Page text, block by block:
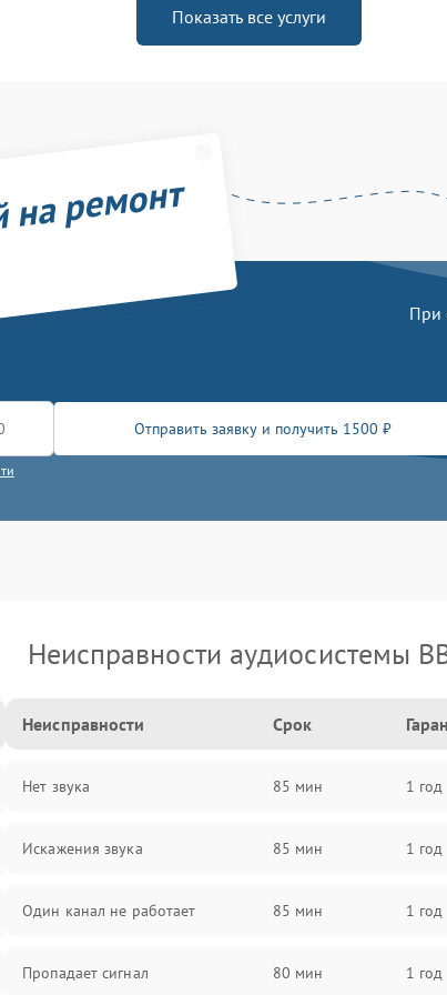
Показать все услуги
ремонт
При
Отправить заявку и получить 1500 ₽
Неисправности аудиосистемы
Неисправности Срок
Нет звука 85 мин 1 год
Искажения звука 85 мин 1 год
Один канал не работает 85 мин 1 год
Пропадает сигнал 80 мин 1 год